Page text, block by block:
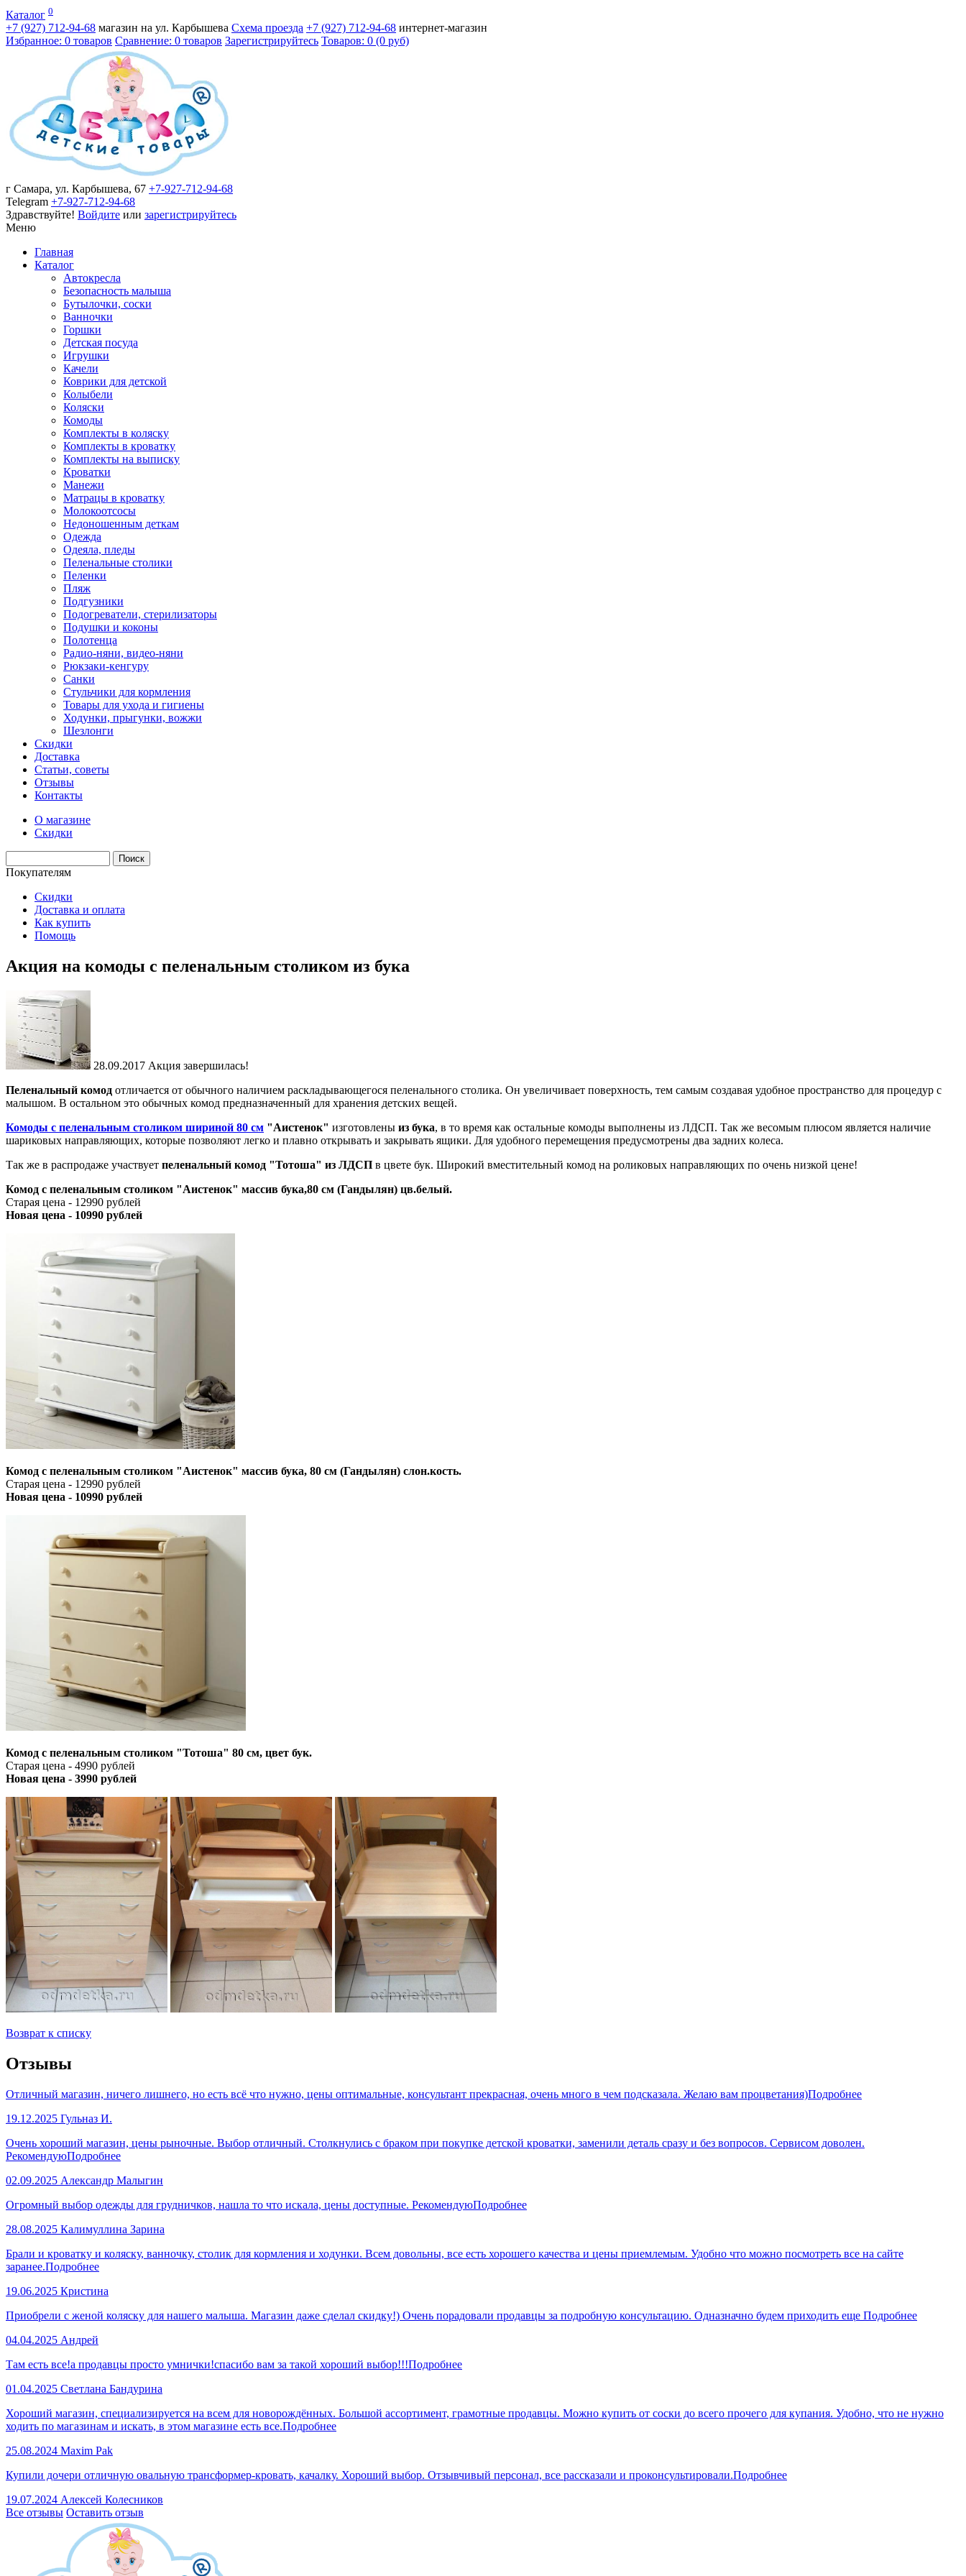
Каталог 0
+7 (927) 712-94-68 магазин на ул. Карбышева Схема проезда +7 (927) 712-94-68 интернет-магазин
Избранное: 0 товаров Сравнение: 0 товаров Зарегистрируйтесь Товаров: 0 (0 руб)
г Самара, ул. Карбышева, 67 +7-927-712-94-68
Telegram +7-927-712-94-68
Здравствуйте! Войдите или зарегистрируйтесь
Меню
Главная
Каталог
Автокресла
Безопасность малыша
Бутылочки, соски
Ванночки
Горшки
Детская посуда
Игрушки
Качели
Коврики для детской
Колыбели
Коляски
Комоды
Комплекты в коляску
Комплекты в кроватку
Комплекты на выписку
Кроватки
Манежи
Матрацы в кроватку
Молокоотсосы
Недоношенным деткам
Одежда
Одеяла, пледы
Пеленальные столики
Пеленки
Пляж
Подгузники
Подогреватели, стерилизаторы
Подушки и коконы
Полотенца
Радио-няни, видео-няни
Рюкзаки-кенгуру
Санки
Стульчики для кормления
Товары для ухода и гигиены
Ходунки, прыгунки, вожжи
Шезлонги
Скидки
Доставка
Статьи, советы
Отзывы
Контакты
О магазине
Скидки
Покупателям
Скидки
Доставка и оплата
Как купить
Помощь
Акция на комоды с пеленальным столиком из бука
28.09.2017 Акция завершилась!
Пеленальный комод отличается от обычного наличием раскладывающегося пеленального столика. Он увеличивает поверхность, тем самым создавая удобное пространство для процедур с
малышом. В остальном это обычных комод предназначенный для хранения детских вещей.
Комоды с пеленальным столиком шириной 80 см "Аистенок" изготовлены из бука, в то время как остальные комоды выполнены из ЛДСП. Так же весомым плюсом является наличие
шариковых направляющих, которые позволяют легко и плавно открывать и закрывать ящики. Для удобного перемещения предусмотрены два задних колеса.
Так же в распродаже участвует пеленальный комод "Тотоша" из ЛДСП в цвете бук. Широкий вместительный комод на роликовых направляющих по очень низкой цене!
Комод с пеленальным столиком "Аистенок" массив бука,80 см (Гандылян) цв.белый.
Старая цена - 12990 рублей
Новая цена - 10990 рублей
Комод с пеленальным столиком "Аистенок" массив бука, 80 см (Гандылян) слон.кость.
Старая цена - 12990 рублей
Новая цена - 10990 рублей
Комод с пеленальным столиком "Тотоша" 80 см, цвет бук.
Старая цена - 4990 рублей
Новая цена - 3990 рублей
Возврат к списку
Отзывы
Отличный магазин, ничего лишнего, но есть всё что нужно, цены оптимальные, консультант прекрасная, очень много в чем подсказала. Желаю вам процветания)Подробнее
19.12.2025 Гульназ И.
Очень хороший магазин, цены рыночные. Выбор отличный. Столкнулись с браком при покупке детской кроватки, заменили деталь сразу и без вопросов. Сервисом доволен.
РекомендуюПодробнее
02.09.2025 Александр Малыгин
Огромный выбор одежды для грудничков, нашла то что искала, цены доступные. РекомендуюПодробнее
28.08.2025 Калимуллина Зарина
Брали и кроватку и коляску, ванночку, столик для кормления и ходунки. Всем довольны, все есть хорошего качества и цены приемлемым. Удобно что можно посмотреть все на сайте
заранее.Подробнее
19.06.2025 Кристина
Приобрели с женой коляску для нашего малыша. Магазин даже сделал скидку!) Очень порадовали продавцы за подробную консультацию. Одназначно будем приходить еще Подробнее
04.04.2025 Андрей
Там есть все!а продавцы просто умнички!спасибо вам за такой хороший выбор!!!Подробнее
01.04.2025 Светлана Бандурина
Хороший магазин, специализируется на всем для новорождённых. Большой ассортимент, грамотные продавцы. Можно купить от соски до всего прочего для купания. Удобно, что не нужно
ходить по магазинам и искать, в этом магазине есть все.Подробнее
25.08.2024 Maxim Pak
Купили дочери отличную овальную трансформер-кровать, качалку. Хороший выбор. Отзывчивый персонал, все рассказали и проконсультировали.Подробнее
19.07.2024 Алексей Колесников
Все отзывы Оставить отзыв